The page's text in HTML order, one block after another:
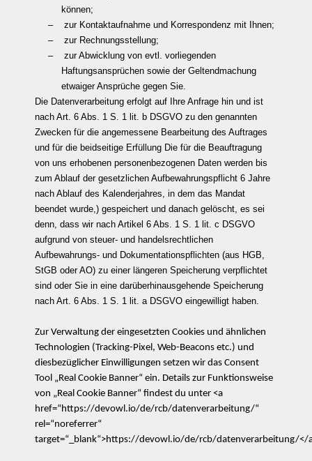
können;
– zur Kontaktaufnahme und Korrespondenz mit Ihnen;
– zur Rechnungsstellung;
– zur Abwicklung von evtl. vorliegenden
Haftungsansprüchen sowie der Geltendmachung
etwaiger Ansprüche gegen Sie.
Die Datenverarbeitung erfolgt auf Ihre Anfrage hin und ist
nach Art. 6 Abs. 1 S. 1 lit. b DSGVO zu den genannten
Zwecken für die angemessene Bearbeitung des Auftrages
und für die beidseitige Erfüllung Die für die Beauftragung
von uns erhobenen personenbezogenen Daten werden bis
zum Ablauf der gesetzlichen Aufbewahrungspflicht 6 Jahre
nach Ablauf des Kalenderjahres, in dem das Mandat
beendet wurde,) gespeichert und danach gelöscht, es sei
denn, dass wir nach Artikel 6 Abs. 1 S. 1 lit. c DSGVO
aufgrund von steuer- und handelsrechtlichen
Aufbewahrungs- und Dokumentationspflichten (aus HGB,
StGB oder AO) zu einer längeren Speicherung verpflichtet
sind oder Sie in eine darüberhinausgehende Speicherung
nach Art. 6 Abs. 1 S. 1 lit. a DSGVO eingewilligt haben.
Zur Verwaltung der eingesetzten Cookies und ähnlichen
Technologien (Tracking-Pixel, Web-Beacons etc.) und
diesbezüglicher Einwilligungen setzen wir das Consent
Tool „Real Cookie Banner“ ein. Details zur Funktionsweise
von „Real Cookie Banner“ findest du unter <a
href=“https://devowl.io/de/rcb/datenverarbeitung/“
rel=“noreferrer“
target=“_blank“>https://devowl.io/de/rcb/datenverarbeitung/</